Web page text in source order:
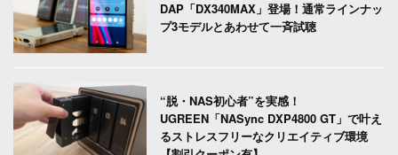
DAP「DX340MAX」登場！通常ラインナッ
プ3モデルとあわせて一斉試聴
“脱・NAS初心者”を実感！
UGREEN「NASync DXP4800 GT」で叶え
るストレスフリーなクリエイティブ環境